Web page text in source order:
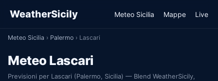
WeatherSicily Meteo Sicilia Mappe Live
Meteo Sicilia › Palermo › Lascari
Meteo Lascari
Previsioni per Lascari (Palermo, Sicilia) — Blend WeatherSicily,